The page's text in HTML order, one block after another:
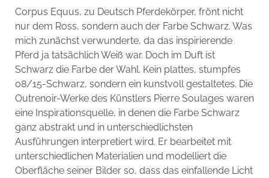
Corpus Equus, zu Deutsch Pferdekörper, frönt nicht
nur dem Ross, sondern auch der Farbe Schwarz. Was
mich zunächst verwunderte, da das inspirierende
Pferd ja tatsächlich Weiß war. Doch im Duft ist
Schwarz die Farbe der Wahl. Kein plattes, stumpfes
08/15-Schwarz, sondern ein kunstvoll gestaltetes. Die
Outrenoir-Werke des Künstlers Pierre Soulages waren
eine Inspirationsquelle, in denen die Farbe Schwarz
ganz abstrakt und in unterschiedlichsten
Ausführungen interpretiert wird. Er bearbeitet mit
unterschiedlichen Materialien und modelliert die
Oberfläche seiner Bilder so, dass das einfallende Licht